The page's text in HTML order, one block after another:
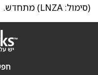
(סימול: LNZA) מתחדש.